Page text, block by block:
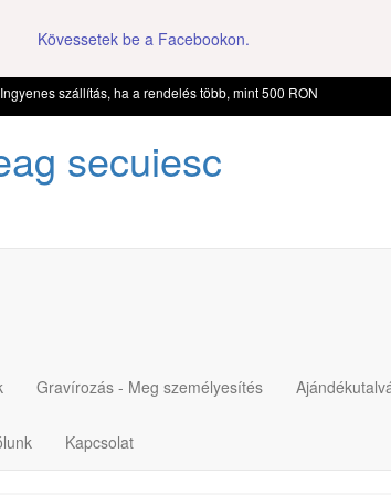
Kövessetek be a Facebookon.
szállítás, ha a rendelés több, mint 500 RON
secuiesc
Gravírozás - Meg személyesítés
Kapcsolat